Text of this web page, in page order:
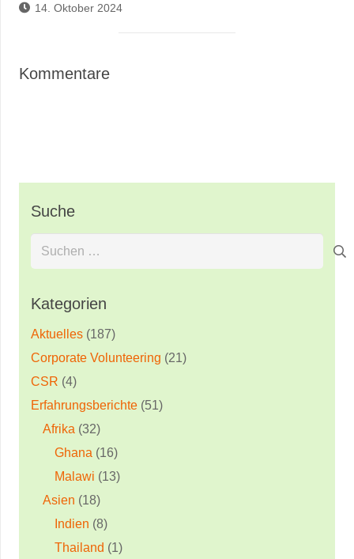
14. Oktober 2024
Kommentare
Suche
Suchen
nach:
Kategorien
Aktuelles (187)
Corporate Volunteering (21)
CSR (4)
Erfahrungsberichte (51)
Afrika (32)
Ghana (16)
Malawi (13)
Asien (18)
Indien (8)
Thailand (1)